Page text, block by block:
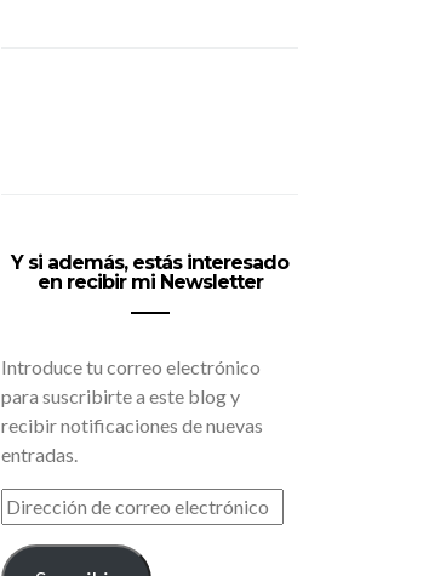
Y si además, estás interesado
en recibir mi Newsletter
Introduce tu correo electrónico
para suscribirte a este blog y
recibir notificaciones de nuevas
entradas.
DIRECCIÓN
DE
CORREO
ELECTRÓNICO